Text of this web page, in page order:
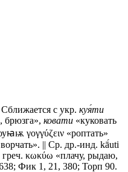
с укр. куя́ти
брюзга», кова́ти «куковать
γογγύζειν «роптать»
|| Ср. др.-инд. kā́uti
κωκύω «плачу, рыдаю,
Фик 1, 21, 380; Торп 90.